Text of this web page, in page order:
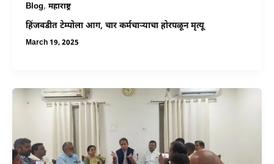
Blog, महाराष्ट्र
हिंजवडीत टेम्पोला आग, चार कर्मचाऱ्याचा होरपळून मृत्यू
March 19, 2025